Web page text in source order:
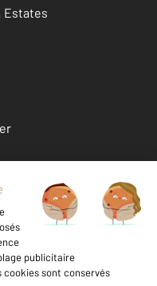
Estates
d'honoraires